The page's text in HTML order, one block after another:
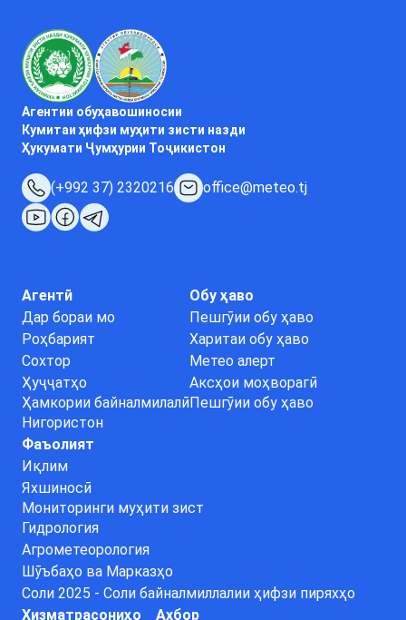
Агентии обуҳавошиносии
Кумитаи ҳифзи муҳити зисти назди
Ҳукумати Ҷумҳурии Тоҷикистон
(+992 37) 2320216 office@meteo.tj
Агентӣ
Дар бораи мо
Роҳбарият
Сохтор
Ҳуҷҷатҳо
Ҳамкории байналмилалӣ
Нигористон
Обу ҳаво
Пешгӯии обу ҳаво
Харитаи обу ҳаво
Метео алерт
Аксҳои моҳворагӣ
Пешгӯии обу ҳаво
Фаъолият
Иқлим
Яхшиносӣ
Мониторинги муҳити зист
Гидрология
Агрометеорология
Шӯъбаҳо ва Марказҳо
Соли 2025 - Соли байналмиллалии ҳифзи пиряхҳо
Хизматрасониҳо
Ахбор